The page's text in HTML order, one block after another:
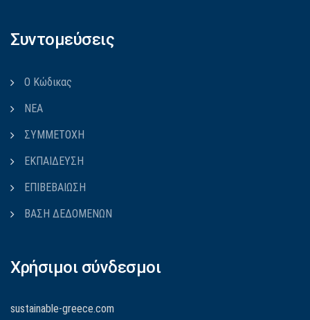
Συντομεύσεις
Ο Κώδικας
ΝΕΑ
ΣΥΜΜΕΤΟΧΗ
ΕΚΠΑΙΔΕΥΣΗ
ΕΠΙΒΕΒΑΙΩΣΗ
ΒΑΣΗ ΔΕΔΟΜΕΝΩΝ
Χρήσιμοι σύνδεσμοι
sustainable-greece.com